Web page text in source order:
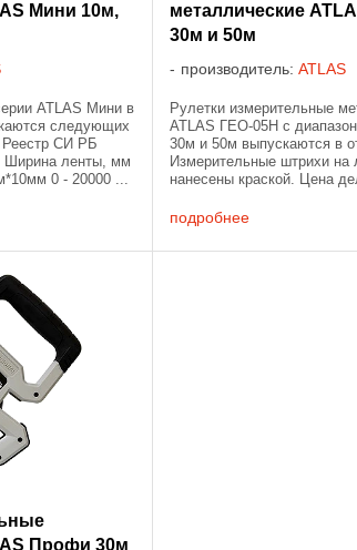
Мини 10м,
ATLAS Мини в
следующих
Реестр СИ РБ
Ширина ленты, мм
0 - 20000 ...
металлические
30м и 50м
производитель: ATLAS
Рулетки измерительные
ATLAS ГЕО-05Н с
30м и 50м выпускаются в
Измерительные штрихи на
нанесены краской. Цена
поставляются после ...
подробнее
Профи 30м